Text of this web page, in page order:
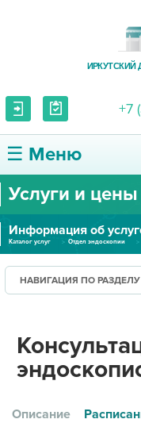
ИРКУТСКИЙ
+7
☰ Меню
О ЦЕНТРЕ
УСЛУГИ И ЦЕНЫ
ПАЦИЕНТУ
ПРАВОВАЯ
Услуги и цены
Информация об
Каталог услуг Отдел эндоскопии
НАВИГАЦИЯ ПО РАЗДЕЛУ
Описание